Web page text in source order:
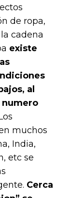
de ropa,
cadena
existe
al
muchos
India,
etc se
Cerca